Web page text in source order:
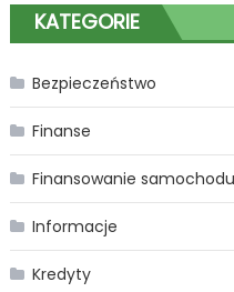
KATEGORIE
Bezpieczeństwo
Finanse
Finansowanie samochodu
Informacje
Kredyty